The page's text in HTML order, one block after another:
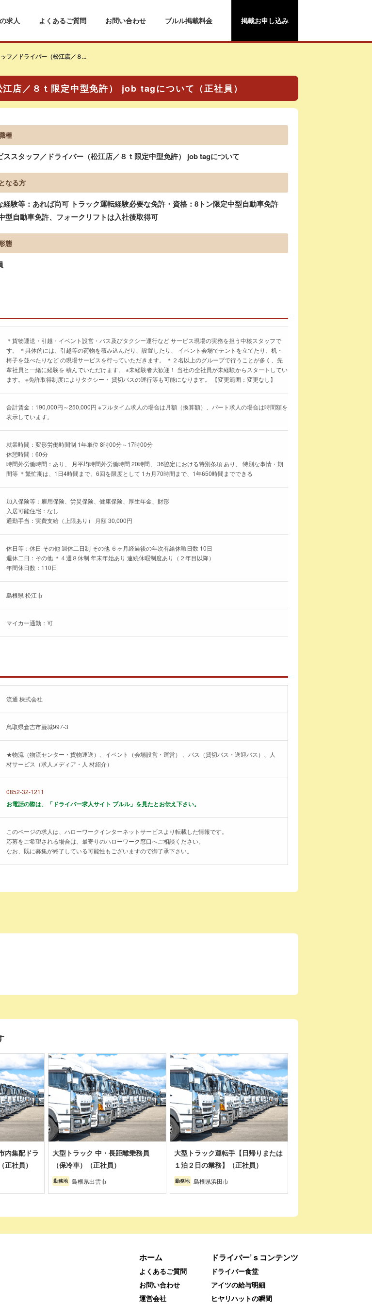
求人 よくあるご質問 お問い合わせ ブルル掲載料金 掲載お申し込み
フ／ドライバー（松江店／８...
店／８ｔ限定中型免許） job tagについて（正社員）
種
ススタッフ／ドライバー（松江店／８ｔ限定中型免許） job tagについて
なる方
経験等：あれば尚可 トラック運転経験必要な免許・資格：8トン限定中型自動車免許
型自動車免許、フォークリフトは入社後取得可
態
＊貨物運送・引越・イベント設営・バス及びタクシー運行など サービス現場の実務を担う中核スタッフで
す。 ＊具体的には、引越等の荷物を積み込んだり、設置したり、 イベント会場でテントを立てたり、机・
椅子を並べたりなど の現場サービスを行っていただきます。 ＊２名以上のグループで行うことが多く、先
輩社員と一緒に経験を 積んでいただけます。 ※未経験者大歓迎！ 当社の全社員が未経験からスタートしてい
ます。 ※免許取得制度によりタクシー・ 貸切バスの運行等も可能になります。 【変更範囲：変更なし】
合計賃金：190,000円～250,000円 ※フルタイム求人の場合は月額（換算額）、パート求人の場合は時間額を
表示しています。
就業時間：変形労働時間制 1年単位 8時00分～17時00分
休憩時間：60分
時間外労働時間：あり、 月平均時間外労働時間 20時間、 36協定における特別条項 あり、 特別な事情・期
間等 ＊繁忙期は、1日4時間まで、6回を限度として 1カ月70時間まで、1年650時間までできる
加入保険等：雇用保険、労災保険、健康保険、厚生年金、財形
入居可能住宅：なし
通勤手当：実費支給（上限あり） 月額 30,000円
休日等：休日 その他 週休二日制 その他 ６ヶ月経過後の年次有給休暇日数 10日
週休二日：その他 ＊４週８休制 年末年始あり 連続休暇制度あり（２年目以降）
年間休日数：110日
島根県 松江市
マイカー通勤：可
流通 株式会社
鳥取県倉吉市巌城997-3
★物流（物流センター・貨物運送）、イベント（会場設営・運営） 、バス（貸切バス・送迎バス）、人
材サービス（求人メディア・人 材紹介）
0852-32-1211
お電話の際は、「ドライバー求人サイト ブルル」を見たとお伝え下さい。
このページの求人は、ハローワークインターネットサービスより転載した情報です。
応募をご希望される場合は、最寄りのハローワーク窓口へご相談ください。
なお、既に募集が終了している可能性もございますので御了承下さい。
内集配ドラ
正社員）
大型トラック 中・長距離乗務員
（保冷車）（正社員）
勤務地 島根県出雲市
大型トラック運転手【日帰りまたは
１泊２日の業務】（正社員）
勤務地 島根県浜田市
ホーム
よくあるご質問
お問い合わせ
運営会社
ドライバー’ｓコンテンツ
ドライバー食堂
アイツの給与明細
ヒヤリハットの瞬間